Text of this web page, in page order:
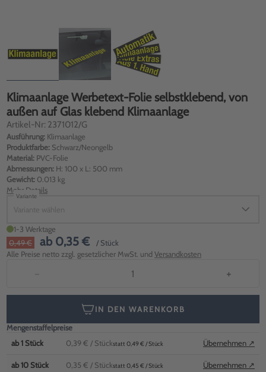
Klimaanlage Werbetext-Folie selbstklebend, von
außen auf Glas klebend Klimaanlage
Artikel-Nr: 2371012/G
Ausführung: Klimaanlage
Produktfarbe: Schwarz/Neongelb
Material: PVC-Folie
Abmessungen: H: 100 x L: 500 mm
Gewicht: 0.013 kg
Mehr Details
Variante
Variante wählen
1-3 Werktage
0,49 €
ab 0,35 €
/ Stück
Alle Preise netto zzgl. gesetzlicher MwSt. und Versandkosten
− +
IN DEN WARENKORB
Mengenstaffelpreise
ab1 Stück 0,39 € / Stückstatt 0,49 € / Stück Übernehmen ↗
ab10 Stück 0,35 € / Stückstatt 0,45 € / Stück Übernehmen ↗